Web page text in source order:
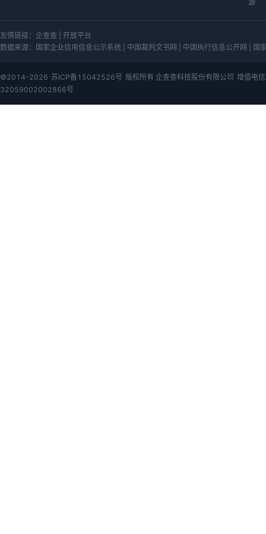
源
友情链接： 企查查
开放平台
数据来源：
国家企业信用信息公示系统 | 中国裁判文书网 | 中国执行信息公开网 | 国
©2014-2026 苏ICP备15042526号 版权所有 企查查科技股份有限公司 增值电
32059002002866号